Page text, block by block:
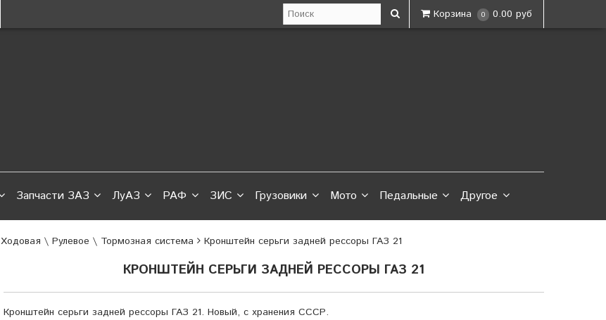
Корзина 0 0.00 руб
Запчасти ЗАЗ ЛуАЗ РАФ ЗИС Грузовики Мото Педальные Другое
Ходовая \ Рулевое \ Тормозная система Кронштейн серьги задней рессоры ГАЗ 21
КРОНШТЕЙН СЕРЬГИ ЗАДНЕЙ РЕССОРЫ ГАЗ 21
Кронштейн серьги задней рессоры ГАЗ 21. Новый, с хранения СССР.